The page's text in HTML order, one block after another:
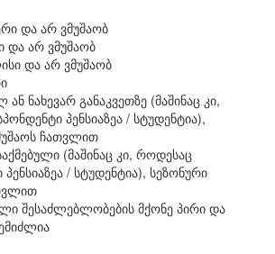
და არ ვმუშაობ
და არ ვმუშაობ
და არ ვმუშაობ
ნახევარ განაკვეთზე (მაშინაც კი,
პენსიაზეა / სტუდენტია),
ჩათვლით
(მაშინაც კი, როდესაც
/ სტუდენტია), სეზონური
შესაძლებლობების მქონე პირი და